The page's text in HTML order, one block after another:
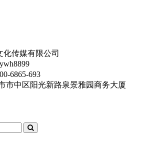
化传媒有限公司
6865-693
市中区阳光新路泉景雅园商务大厦